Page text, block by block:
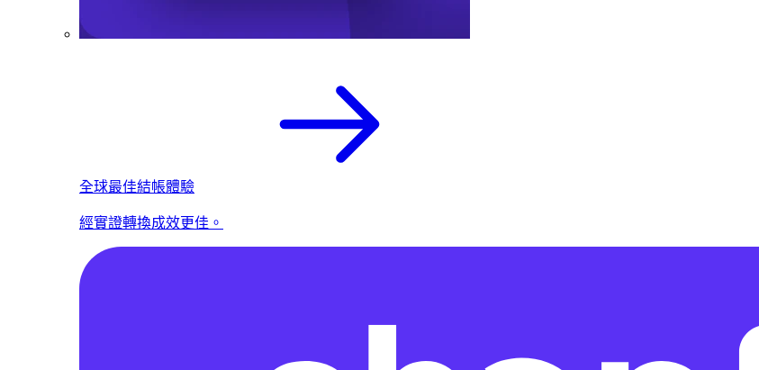
全球最佳結帳體驗
經實證轉換成效更佳。